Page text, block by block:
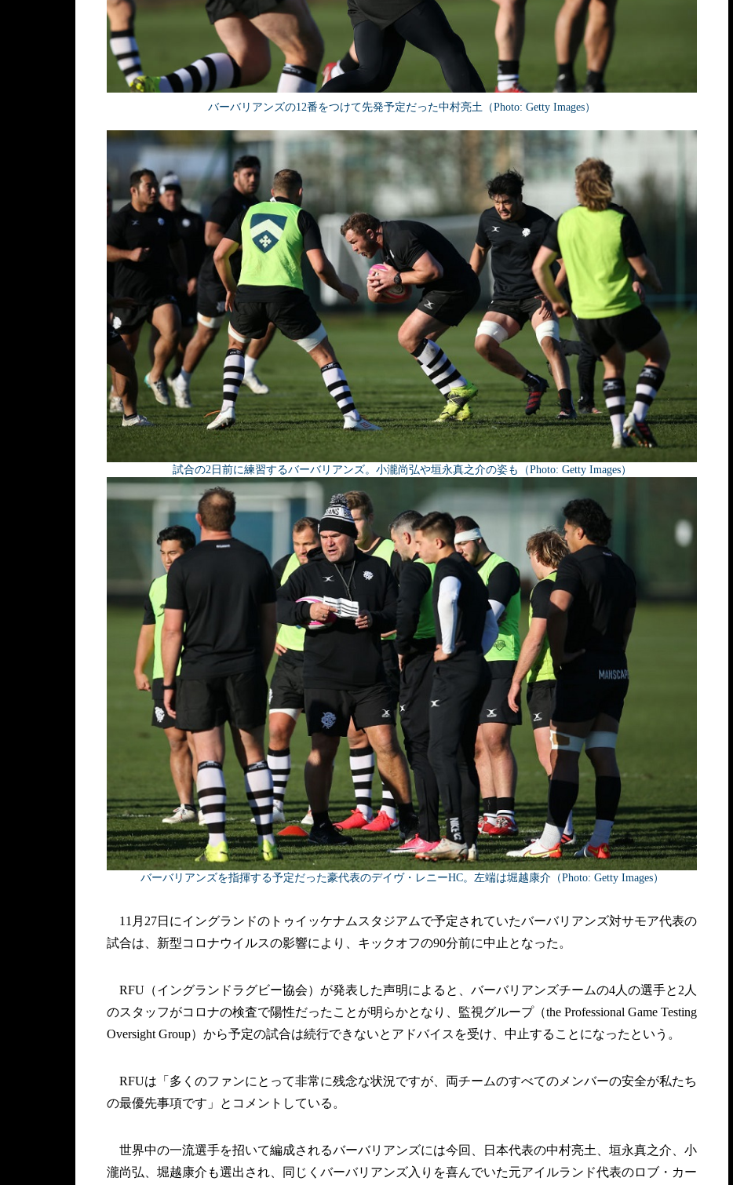
バーバリアンズの12番をつけて先発予定だった中村亮土（Photo: Getty Images）
試合の2日前に練習するバーバリアンズ。小瀧尚弘や垣永真之介の姿も（Photo: Getty Images）
バーバリアンズを指揮する予定だった豪代表のデイヴ・レニーHC。左端は堀越康介（Photo: Getty Images）
11月27日にイングランドのトゥイッケナムスタジアムで予定されていたバーバリアンズ対サモア代表の
試合は、新型コロナウイルスの影響により、キックオフの90分前に中止となった。
RFU（イングランドラグビー協会）が発表した声明によると、バーバリアンズチームの4人の選手と2人
のスタッフがコロナの検査で陽性だったことが明らかとなり、監視グループ（the Professional Game Testing
Oversight Group）から予定の試合は続行できないとアドバイスを受け、中止することになったという。
RFUは「多くのファンにとって非常に残念な状況ですが、両チームのすべてのメンバーの安全が私たち
の最優先事項です」とコメントしている。
世界中の一流選手を招いて編成されるバーバリアンズには今回、日本代表の中村亮土、垣永真之介、小
瀧尚弘、堀越康介も選出され、同じくバーバリアンズ入りを喜んでいた元アイルランド代表のロブ・カー